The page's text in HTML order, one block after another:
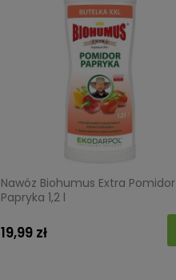
Nawóz Biohumus Extra Pomidor
Papryka 1,2 l
19,99 zł